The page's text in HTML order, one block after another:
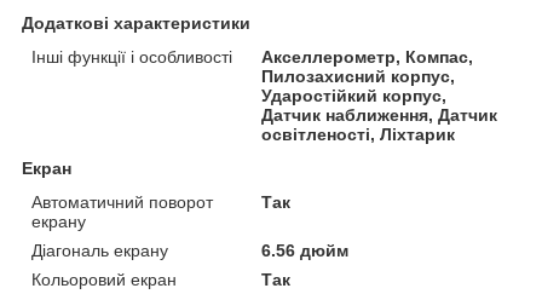
Додаткові характеристики
Інші функції і особливості
Акселлерометр, Компас,
Пилозахисний корпус,
Ударостійкий корпус,
Датчик наближення, Датчик
освітленості, Ліхтарик
Екран
Автоматичний поворот
екрану
Так
Діагональ екрану
6.56 дюйм
Кольоровий екран
Так